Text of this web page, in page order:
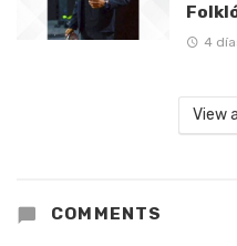
4
View
COMMENTS